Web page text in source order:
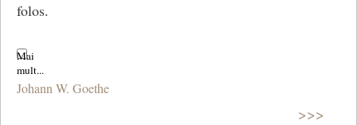
folos.
Johann W. Goethe
>>>